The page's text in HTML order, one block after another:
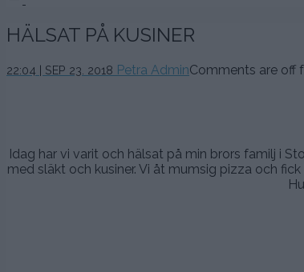
HÄLSAT PÅ KUSINER
22:04 | SEP 23. 2018 23
Petra AdminComments are off
Idag har vi varit och hälsat på min brors familj i
med släkt och kusiner. Vi åt mumsig pizza och